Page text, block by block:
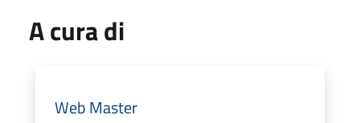
A cura di
Web Master